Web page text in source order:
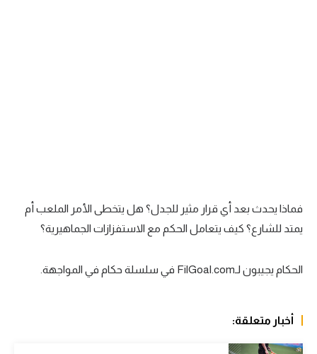
سعودي في الجول
الدوري الإسباني
فماذا يحدث بعد أي قرار مثير للجدل؟ هل يتخطى الأمر الملعب أم
يمتد للشارع؟ كيف يتعامل الحكم مع الاستفزازات الجماهيرية؟
الحكام يجيبون لـFilGoal.com في سلسلة حكام في المواجهة.
أخبار متعلقة: